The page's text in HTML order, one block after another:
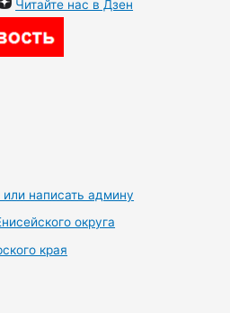
Читайте нас в Дзен
написать админу
округа
края